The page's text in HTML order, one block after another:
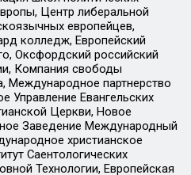
Центр либеральной
европейцев,
колледж, Европейский
Оксфордский российский
Компания свободы
Международное партнерство
Управление Евангельских
Церкви, Новое
Заведение Международный
христианское
Саентологических
Технологии, Европейская